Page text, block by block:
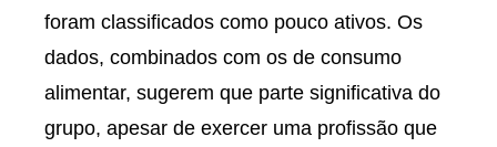
foram classificados como pouco ativos. Os
dados, combinados com os de consumo
alimentar, sugerem que parte significativa do
grupo, apesar de exercer uma profissão que